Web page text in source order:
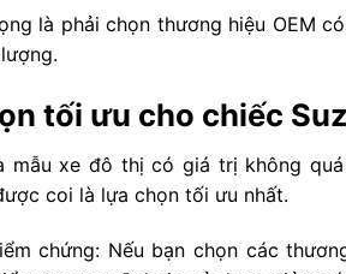
là phải chọn thương hiệu OEM
tối ưu cho chiếc
mẫu xe đô thị có giá trị không
coi là lựa chọn tối ưu nhất.
chứng: Nếu bạn chọn các